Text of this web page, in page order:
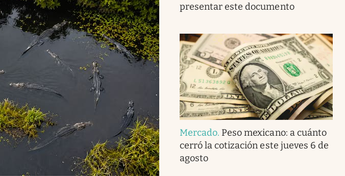
presentar este documento
Mercado. Peso mexicano: a cuánto
cerró la cotización este jueves 6 de
agosto